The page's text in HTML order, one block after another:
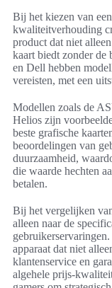
Bij het kiezen van
kwaliteitverhouding
product dat niet
kaart biedt zonder de
en Dell hebben
vereisten, met een
Modellen zoals de
Helios zijn
beste grafische
beoordelingen van
duurzaamheid,
die waarde hechten
betalen.
Bij het vergelijken
alleen naar de
apparaat dat niet
klantenservice en
algehele prijs-